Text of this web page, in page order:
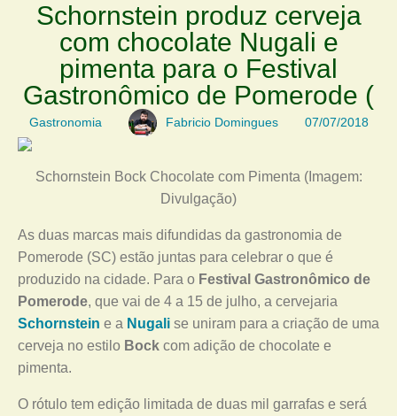
Schornstein produz cerveja
com chocolate Nugali e
pimenta para o Festival
Gastronômico de Pomerode (
Gastronomia Fabricio Domingues 07/07/2018
Schornstein Bock Chocolate com Pimenta (Imagem:
Divulgação)
As duas marcas mais difundidas da gastronomia de
Pomerode (SC) estão juntas para celebrar o que é
produzido na cidade. Para o Festival Gastronômico de
Pomerode, que vai de 4 a 15 de julho, a cervejaria
Schornstein e a Nugali se uniram para a criação de uma
cerveja no estilo Bock com adição de chocolate e
pimenta.
O rótulo tem edição limitada de duas mil garrafas e será